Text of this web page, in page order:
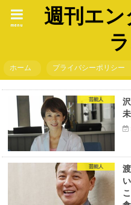
週刊エ
menu
ホーム プライバシーポリシー
芸能人
芸能人